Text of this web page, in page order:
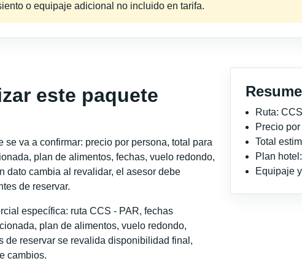
o equipaje adicional no incluido en tarifa.
este paquete
va a confirmar: precio por persona, total para
plan de alimentos, fechas, vuelo redondo,
dato cambia al revalidar, el asesor debe
de reservar.
específica: ruta CCS - PAR, fechas
plan de alimentos, vuelo redondo,
de reservar se revalida disponibilidad final,
cambios.
Ruta:
Precio
Total
Plan
Equipaje